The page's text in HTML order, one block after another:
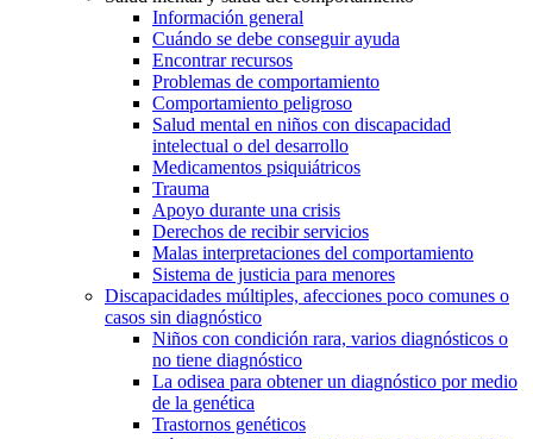
Información general
Cuándo se debe conseguir ayuda
Encontrar recursos
Problemas de comportamiento
Comportamiento peligroso
Salud mental en niños con discapacidad
intelectual o del desarrollo
Medicamentos psiquiátricos
Trauma
Apoyo durante una crisis
Derechos de recibir servicios
Malas interpretaciones del comportamiento
Sistema de justicia para menores
Discapacidades múltiples, afecciones poco comunes o
casos sin diagnóstico
Niños con condición rara, varios diagnósticos o
no tiene diagnóstico
La odisea para obtener un diagnóstico por medio
de la genética
Trastornos genéticos